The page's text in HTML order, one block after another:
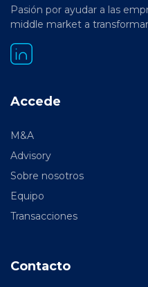
Pasión por ayudar a las
middle market a
Accede
M&A
Advisory
Sobre nosotros
Equipo
Transacciones
Contacto